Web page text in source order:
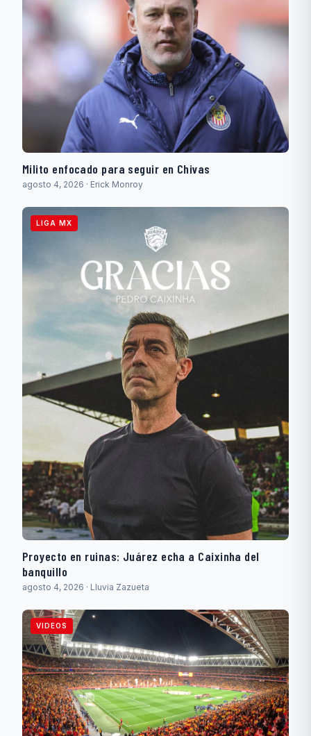
Milito enfocado para seguir en Chivas
agosto 4, 2026 · Erick Monroy
LIGA MX
Proyecto en ruinas: Juárez echa a Caixinha del
banquillo
agosto 4, 2026 · Lluvia Zazueta
VIDEOS